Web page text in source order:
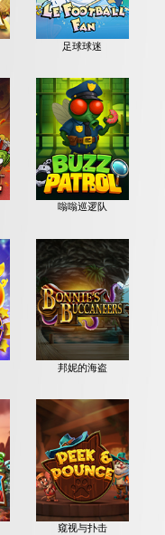
足球球迷
嗡嗡巡逻队
邦妮的海盗
窥视与扑击